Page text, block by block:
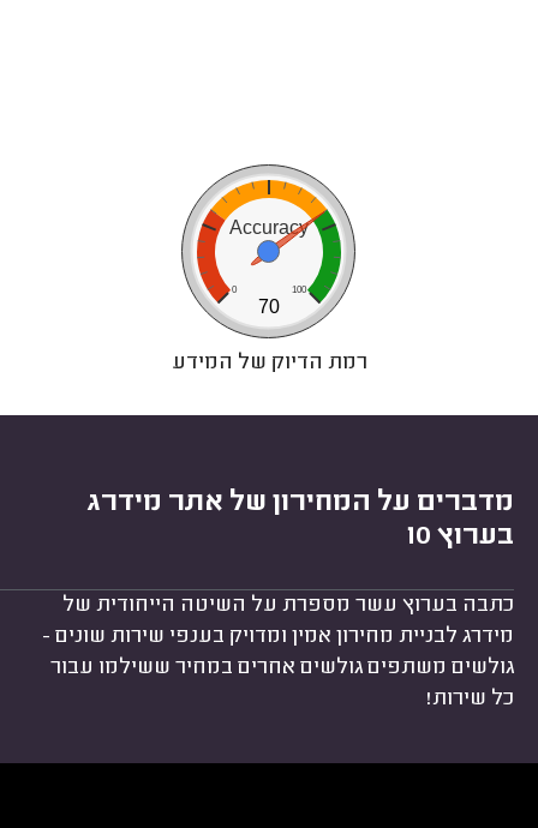
Accuracy
0 100
70
רמת הדיוק של המידע
מדברים על המחירון של אתר מידרג
בערוץ 10
כתבה בערוץ עשר מספרת על השיטה הייחודית של
מידרג לבניית מחירון אמין ומדויק בענפי שירות שונים -
גולשים משתפים גולשים אחרים במחיר ששילמו עבור
כל שירות!